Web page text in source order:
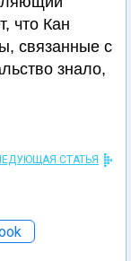
что Кан
связанные с
знало,
СТАТЬЯ